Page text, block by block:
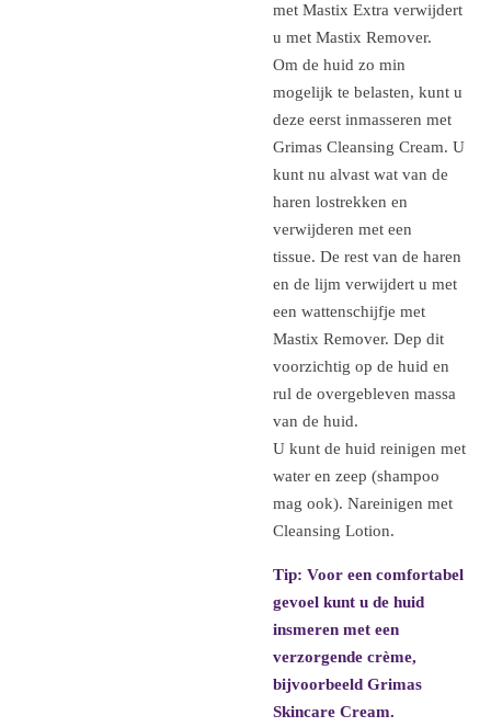
met Mastix Extra verwijdert
u met Mastix Remover.
Om de huid zo min
mogelijk te belasten, kunt u
deze eerst inmasseren met
Grimas Cleansing Cream. U
kunt nu alvast wat van de
haren lostrekken en
verwijderen met een
tissue. De rest van de haren
en de lijm verwijdert u met
een wattenschijfje met
Mastix Remover. Dep dit
voorzichtig op de huid en
rul de overgebleven massa
van de huid.
U kunt de huid reinigen met
water en zeep (shampoo
mag ook). Nareinigen met
Cleansing Lotion.
Tip: Voor een comfortabel
gevoel kunt u de huid
insmeren met een
verzorgende crème,
bijvoorbeeld Grimas
Skincare Cream.